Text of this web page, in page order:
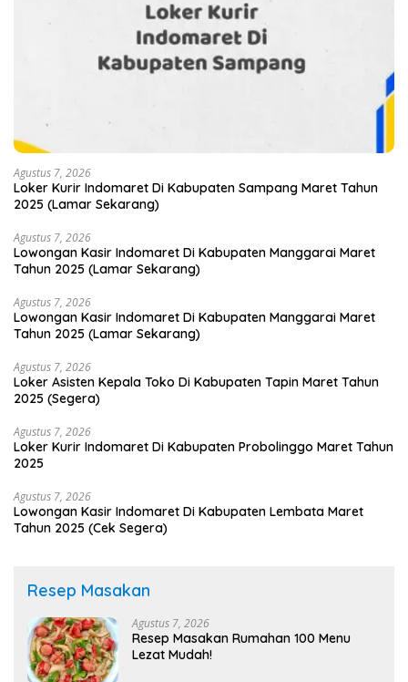
Agustus 7, 2026
Loker Kurir Indomaret Di Kabupaten Sampang Maret Tahun
2025 (Lamar Sekarang)
Agustus 7, 2026
Lowongan Kasir Indomaret Di Kabupaten Manggarai Maret
Tahun 2025 (Lamar Sekarang)
Agustus 7, 2026
Lowongan Kasir Indomaret Di Kabupaten Manggarai Maret
Tahun 2025 (Lamar Sekarang)
Agustus 7, 2026
Loker Asisten Kepala Toko Di Kabupaten Tapin Maret Tahun
2025 (Segera)
Agustus 7, 2026
Loker Kurir Indomaret Di Kabupaten Probolinggo Maret Tahun
2025
Agustus 7, 2026
Lowongan Kasir Indomaret Di Kabupaten Lembata Maret
Tahun 2025 (Cek Segera)
Resep Masakan
Agustus 7, 2026
Resep Masakan Rumahan 100 Menu
Lezat Mudah!